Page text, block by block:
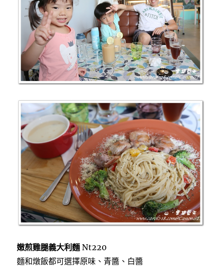
嫩煎雞腿義大利麵 Nt220
麵和燉飯都可選擇原味、青醬、白醬